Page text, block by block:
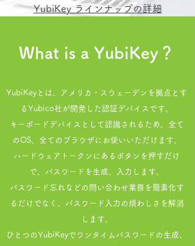
YubiKey ラインナップの詳細
What is a YubiKey？
YubiKeyとは、アメリカ・スウェーデンを拠点とす
るYubico社が開発した認証デバイスです。
キーボードデバイスとして認識されるため、全て
のOS、全てのブラウザにお使いいただけます。
ハードウェアトークンにあるボタンを押すだけ
で、パスワードを生成、入力します。
パスワード忘れなどの問い合わせ業務を簡素化す
るだけでなく、パスワード入力の煩わしさを解消
します。
ひとつのYubiKeyでワンタイムパスワードの生成、